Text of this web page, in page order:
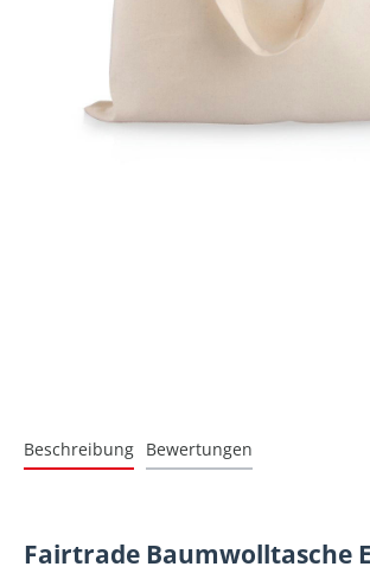
Beschreibung Bewertungen
Fairtrade Baumwolltasche